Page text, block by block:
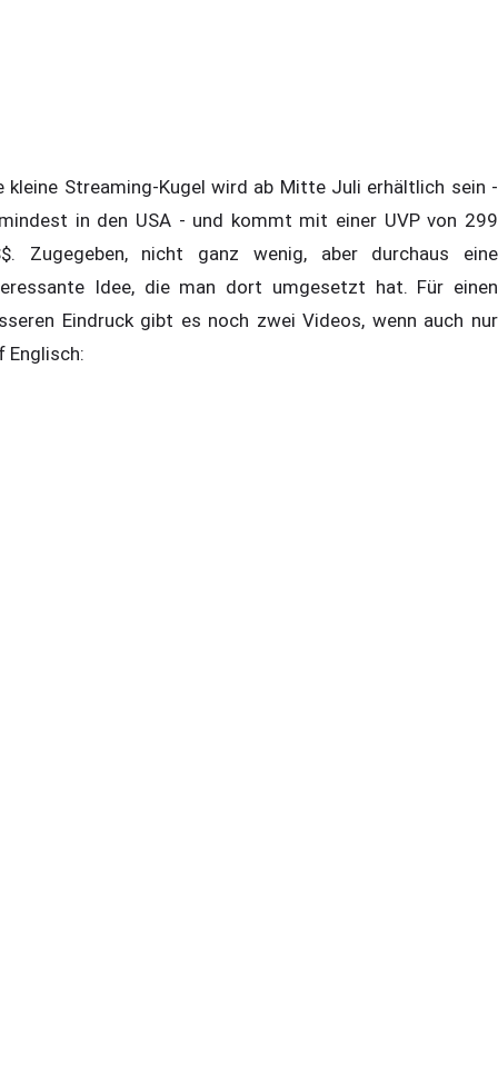
kleine Streaming-Kugel wird ab Mitte Juli erhältlich sein -
in den USA - und kommt mit einer UVP von 299
Zugegeben, nicht ganz wenig, aber durchaus eine
Idee, die man dort umgesetzt hat. Für einen
Eindruck gibt es noch zwei Videos, wenn auch nur
Englisch: